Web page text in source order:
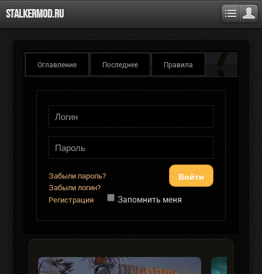
Stalkermod.ru
Оглавление Последнее Правила
Войти
Забыли пароль?
Забыли логин?
Регистрация
Запомнить меня